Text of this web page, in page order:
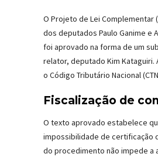
O Projeto de Lei Complementar
dos deputados Paulo Ganime e
foi aprovado na forma de um
relator, deputado Kim Kataguiri.
o Código Tributário Nacional
Fiscalização de
O texto aprovado estabelece
impossibilidade de certificação
do procedimento não impede a